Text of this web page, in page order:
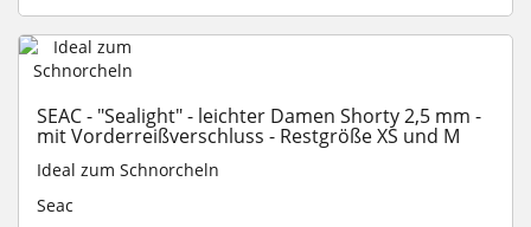
SEAC - "Sealight" - leichter Damen Shorty 2,5 mm -
mit Vorderreißverschluss - Restgröße XS und M
Ideal zum Schnorcheln
Seac